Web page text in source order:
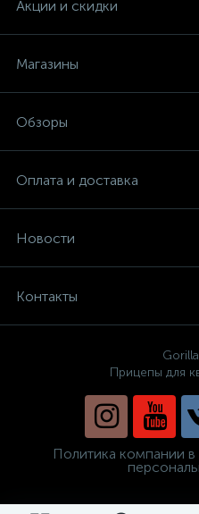
Акции и скидки
Магазины
Обзоры
Оплата и доставка
Новости
Контакты
Прицепы для
Политика компании